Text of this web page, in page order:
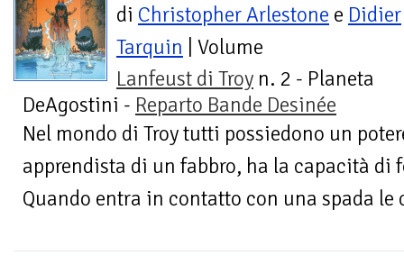
di Christopher Arlestone e Didier
Tarquin | Volume
Lanfeust di Troy n. 2 - Planeta
DeAgostini - Reparto Bande Desinée
Nel mondo di Troy tutti possiedono un
apprendista di un fabbro, ha la capacità di
Quando entra in contatto con una spada